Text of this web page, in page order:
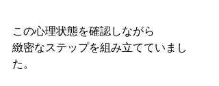
この心理状態を確認しながら
緻密なステップを組み立てていまし
た。